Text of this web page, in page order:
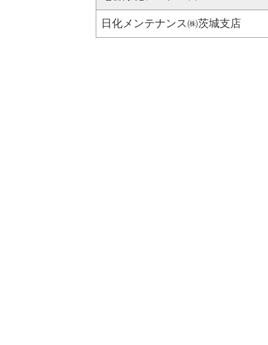
日化メンテナンス㈱茨城支店